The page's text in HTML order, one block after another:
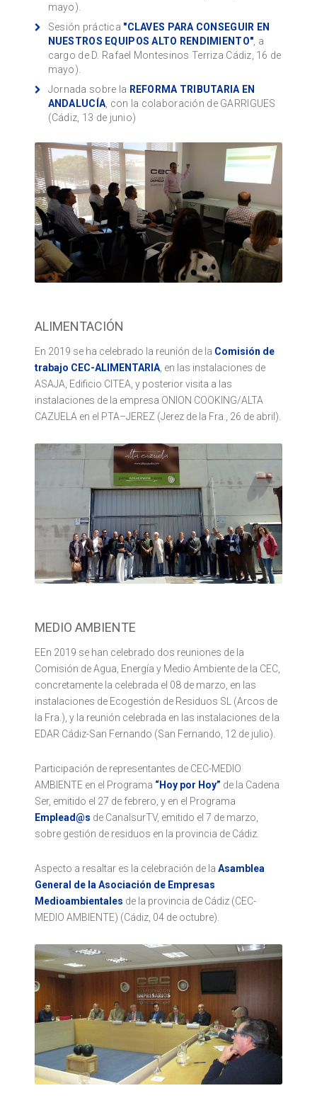
mayo).
Sesión práctica "CLAVES PARA CONSEGUIR EN
NUESTROS EQUIPOS ALTO RENDIMIENTO" , a
cargo de D. Rafael Montesinos Terriza Cádiz, 16 de
mayo).
Jornada sobre la REFORMA TRIBUTARIA EN
ANDALUCÍA , con la colaboración de GARRIGUES
(Cádiz, 13 de junio)
ALIMENTACIÓN
En 2019 se ha celebrado la reunión de la Comisión de
trabajo CEC-ALIMENTARIA, en las instalaciones de
ASAJA, Edificio CITEA, y posterior visita a las
instalaciones de la empresa ONION COOKING/ALTA
CAZUELA en el PTA–JEREZ (Jerez de la Fra., 26 de abril).
MEDIO AMBIENTE
EEn 2019 se han celebrado dos reuniones de la
Comisión de Agua, Energía y Medio Ambiente de la CEC,
concretamente la celebrada el 08 de marzo, en las
instalaciones de Ecogestión de Residuos SL (Arcos de
la Fra.), y la reunión celebrada en las instalaciones de la
EDAR Cádiz-San Fernando (San Fernando, 12 de julio).
Participación de representantes de CEC-MEDIO
AMBIENTE en el Programa “Hoy por Hoy” de la Cadena
Ser, emitido el 27 de febrero, y en el Programa
Emplead@s de CanalsurTV, emitido el 7 de marzo,
sobre gestión de residuos en la provincia de Cádiz.
Aspecto a resaltar es la celebración de la Asamblea
General de la Asociación de Empresas
Medioambientales de la provincia de Cádiz (CEC-
MEDIO AMBIENTE) (Cádiz, 04 de octubre).